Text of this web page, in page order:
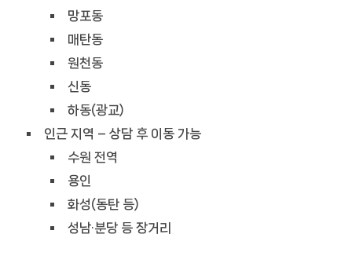
망포동
매탄동
원천동
신동
하동(광교)
인근 지역 – 상담 후 이동 가능
수원 전역
용인
화성(동탄 등)
성남·분당 등 장거리